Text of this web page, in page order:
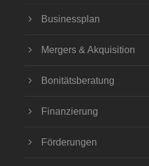
Businessplan
Mergers & Akquisition
Bonitätsberatung
Finanzierung
Förderungen